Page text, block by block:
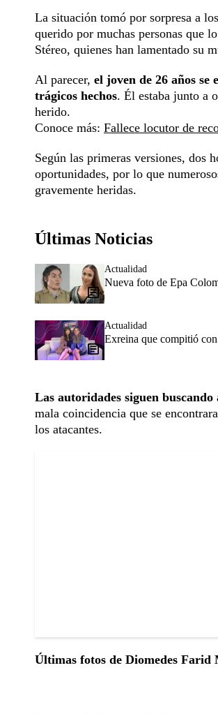
La situación tomó por sorpresa a
querido por muchas personas que
Stéreo, quienes han lamentado su
Al parecer, el joven de 26 años
trágicos hechos. Él estaba junto a
herido.
Conoce más: Fallece locutor de
Según las primeras versiones, dos
oportunidades, por lo que
gravemente heridas.
Últimas Noticias
Actualidad
Nueva foto de Epa
Actualidad
Exreina que compitió
Las autoridades siguen
mala coincidencia que se
los atacantes.
Últimas fotos de Diomedes Farid